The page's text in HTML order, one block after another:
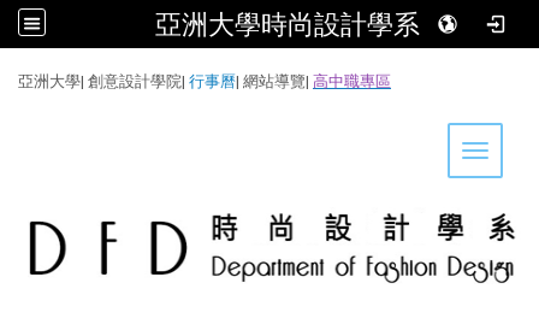
亞洲大學時尚設計學系
亞洲大學| 創意設計學院| 行事曆| 網站導覽| 高中職專區
Toggle